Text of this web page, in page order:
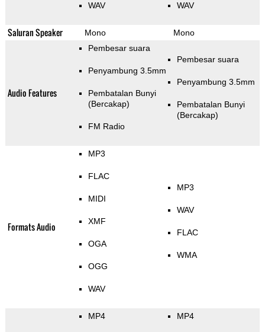
WAV WAV
Saluran Speaker Mono Mono
Audio Features
Pembesar suara
Penyambung 3.5mm
Pembatalan Bunyi
(Bercakap)
FM Radio
Pembesar suara
Penyambung 3.5mm
Pembatalan Bunyi
(Bercakap)
Formats Audio
MP3
FLAC
MIDI
XMF
OGA
OGG
WAV
MP3
WAV
FLAC
WMA
MP4 MP4